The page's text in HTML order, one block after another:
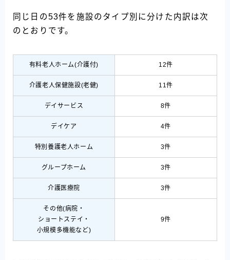
同じ日の53件を施設のタイプ別に分けた内訳は次
のとおりです。
有料老人ホーム(介護付) 12件
介護老人保健施設(老健) 11件
デイサービス 8件
デイケア 4件
特別養護老人ホーム 3件
グループホーム 3件
介護医療院 3件
その他(病院・
ショートステイ・
小規模多機能など)
9件